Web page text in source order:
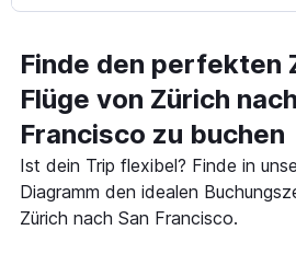
Finde den perfekten
Flüge von Zürich
Francisco zu buchen
Ist dein Trip flexibel? Finde in
Diagramm den idealen
Zürich nach San Francisco.